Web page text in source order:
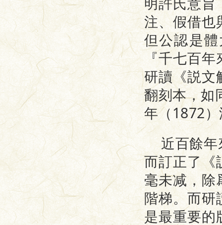
注、假借也
但公認是
『千七百
研讀《説文
翻刻本，如
年（1872
近百餘
而訂正了《
毫未减，除
階梯。而研
是最重要的